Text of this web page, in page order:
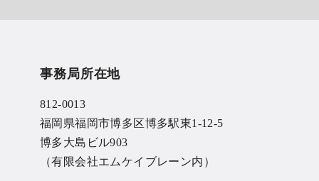
事務局所在地
812-0013
福岡県福岡市博多区博多駅東1-12-5
博多大島ビル903
（有限会社エムケイブレーン内）